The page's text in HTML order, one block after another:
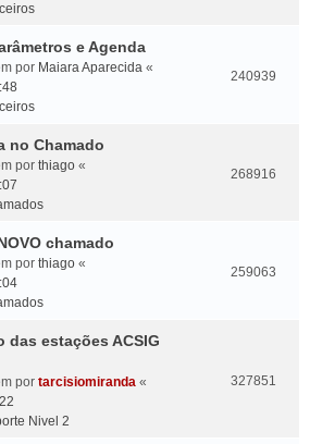
e Agenda
por Maiara Aparecida «
240939
no Chamado
por thiago «
268916
chamado
por thiago «
259063
das estações ACSIG
por tarcisiomiranda «
Nivel 2
327851